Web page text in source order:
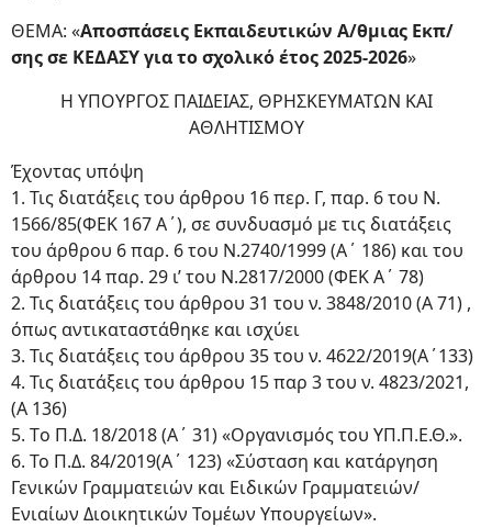
ΘΕΜΑ: «Αποσπάσεις Εκπαιδευτικών Α/θμιας Εκπ/
σης σε ΚΕΔΑΣΥ για το σχολικό έτος 2025-2026»
Η ΥΠΟΥΡΓΟΣ ΠΑΙΔΕΙΑΣ, ΘΡΗΣΚΕΥΜΑΤΩΝ ΚΑΙ
ΑΘΛΗΤΙΣΜΟΥ
Έχοντας υπόψη
1. Τις διατάξεις του άρθρου 16 περ. Γ, παρ. 6 του Ν.
1566/85(ΦΕΚ 167 Α΄), σε συνδυασμό με τις διατάξεις
του άρθρου 6 παρ. 6 του Ν.2740/1999 (Α΄ 186) και του
άρθρου 14 παρ. 29 ι’ του Ν.2817/2000 (ΦΕΚ Α΄ 78)
2. Τις διατάξεις του άρθρου 31 του ν. 3848/2010 (Α 71) ,
όπως αντικαταστάθηκε και ισχύει
3. Τις διατάξεις του άρθρου 35 του ν. 4622/2019(Α΄133)
4. Τις διατάξεις του άρθρου 15 παρ 3 του ν. 4823/2021,
(Α 136)
5. Tο Π.Δ. 18/2018 (Α΄ 31) «Οργανισμός του ΥΠ.Π.Ε.Θ.».
6. Το Π.Δ. 84/2019(Α΄ 123) «Σύσταση και κατάργηση
Γενικών Γραμματειών και Ειδικών Γραμματειών/
Ενιαίων Διοικητικών Τομέων Υπουργείων».